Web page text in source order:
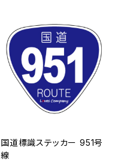
国道標識ステッカー 951号
線